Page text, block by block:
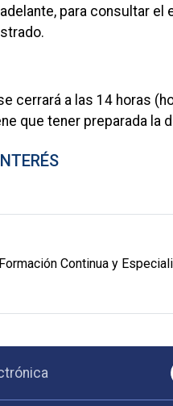
para consultar
cerrará a las 14 horas
que tener preparada la
Continua y